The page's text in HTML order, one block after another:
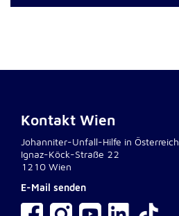
Kontakt Wien
Johanniter-Unfall-Hilfe in Österreich
Ignaz-Köck-Straße 22
1210 Wien
E-Mail senden